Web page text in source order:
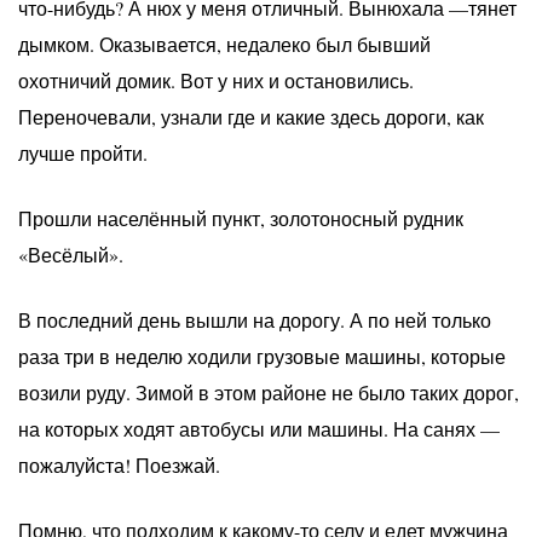
что-нибудь? А нюх у меня отличный. Вынюхала —тянет
дымком. Оказывается, недалеко был бывший
охотничий домик. Вот у них и остановились.
Переночевали, узнали где и какие здесь дороги, как
лучше пройти.
Прошли населённый пункт, золотоносный рудник
«Весёлый».
В последний день вышли на дорогу. А по ней только
раза три в неделю ходили грузовые машины, которые
возили руду. Зимой в этом районе не было таких дорог,
на которых ходят автобусы или машины. На санях —
пожалуйста! Поезжай.
Помню, что подходим к какому-то селу и едет мужчина